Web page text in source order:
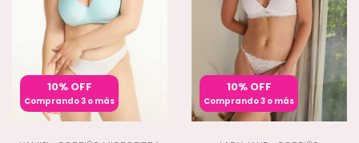
10% OFF
Comprando 3 o más
10% OFF
Comprando 3 o más